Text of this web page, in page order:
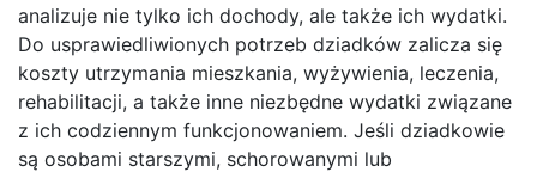
analizuje nie tylko ich dochody, ale także ich wydatki.
Do usprawiedliwionych potrzeb dziadków zalicza się
koszty utrzymania mieszkania, wyżywienia, leczenia,
rehabilitacji, a także inne niezbędne wydatki związane
z ich codziennym funkcjonowaniem. Jeśli dziadkowie
są osobami starszymi, schorowanymi lub